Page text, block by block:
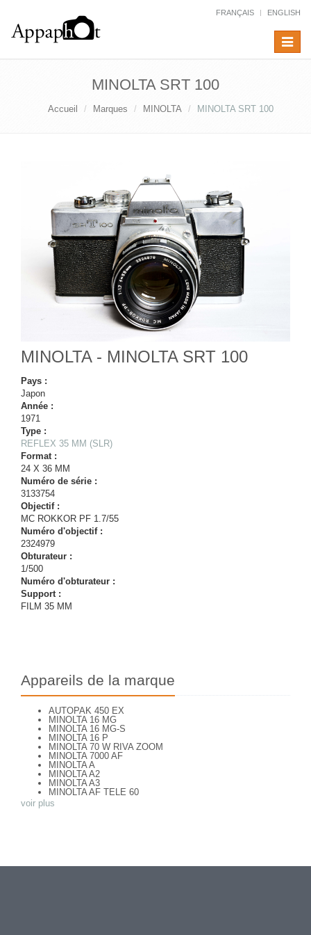
FRANÇAIS ENGLISH
Toggle
MINOLTA SRT 100
Accueil Marques MINOLTA MINOLTA SRT 100
MINOLTA - MINOLTA SRT 100
Pays :
Japon
Année :
1971
Type :
REFLEX 35 MM (SLR)
Format :
24 X 36 MM
Numéro de série :
3133754
Objectif :
MC ROKKOR PF 1.7/55
Numéro d'objectif :
2324979
Obturateur :
1/500
Numéro d'obturateur :
Support :
FILM 35 MM
Appareils de la marque
AUTOPAK 450 EX
MINOLTA 16 MG
MINOLTA 16 MG-S
MINOLTA 16 P
MINOLTA 70 W RIVA ZOOM
MINOLTA 7000 AF
MINOLTA A
MINOLTA A2
MINOLTA A3
MINOLTA AF TELE 60
MINOLTA AF ZOOM 65
MINOLTA DYNAX 3xi
voir plus